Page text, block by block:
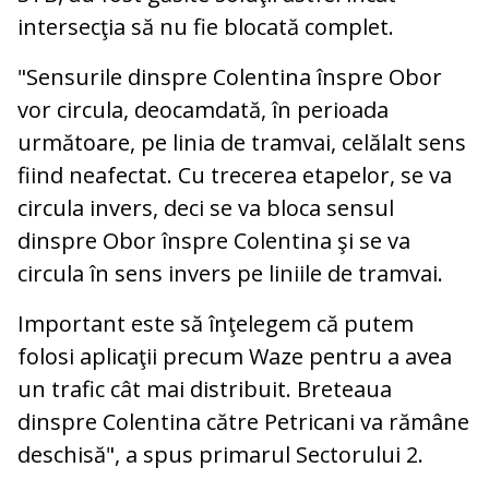
intersecţia să nu fie blocată complet.
"Sensurile dinspre Colentina înspre Obor
vor circula, deocamdată, în perioada
următoare, pe linia de tramvai, celălalt sens
fiind neafectat. Cu trecerea etapelor, se va
circula invers, deci se va bloca sensul
dinspre Obor înspre Colentina şi se va
circula în sens invers pe liniile de tramvai.
Important este să înţelegem că putem
folosi aplicaţii precum Waze pentru a avea
un trafic cât mai distribuit. Breteaua
dinspre Colentina către Petricani va rămâne
deschisă", a spus primarul Sectorului 2.